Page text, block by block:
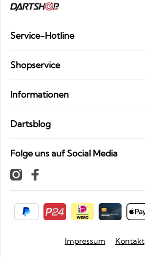
Service-Hotline
Shopservice
Informationen
Dartsblog
Folge uns auf Social Media
Impressum Kontakt